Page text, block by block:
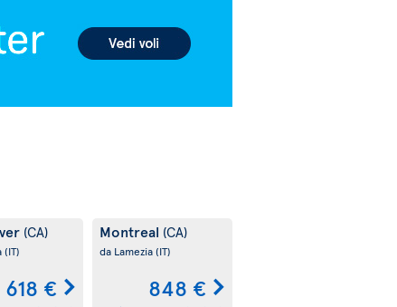
(CA)
(IT)
618 €
Montreal (CA)
da Lamezia(IT)
848 €